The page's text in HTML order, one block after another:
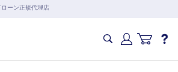
ーン正規代理店
業日の15時まで即日出荷
購入で送料無料！ポイント1%還元 >>